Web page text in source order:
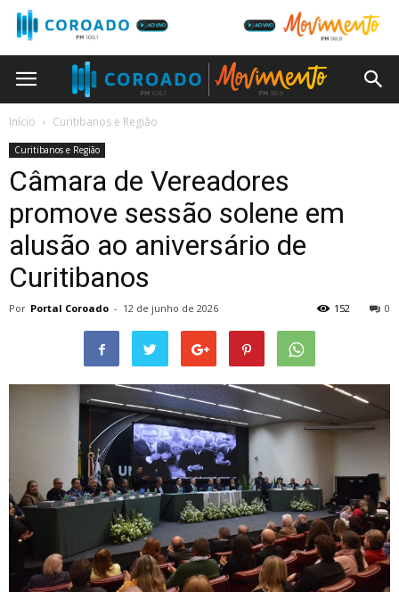
Início Curitibanos e Região
Curitibanos e Região
Câmara de Vereadores
promove sessão solene em
alusão ao aniversário de
Curitibanos
Por Portal Coroado - 12 de junho de 2026 0
152